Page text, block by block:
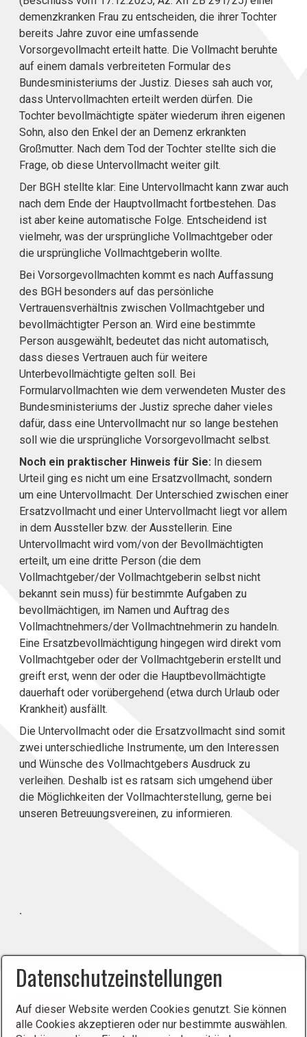
demenzkranken Frau zu entscheiden, die ihrer Tochter
bereits Jahre zuvor eine umfassende
Vorsorgevollmacht erteilt hatte. Die Vollmacht beruhte
auf einem damals verbreiteten Formular des
Bundesministeriums der Justiz. Dieses sah auch vor,
dass Untervollmachten erteilt werden dürfen. Die
Tochter bevollmächtigte später wiederum ihren eigenen
Sohn, also den Enkel der an Demenz erkrankten
Großmutter. Nach dem Tod der Tochter stellte sich die
Frage, ob diese Untervollmacht weiter gilt.
Der BGH stellte klar: Eine Untervollmacht kann zwar auch
nach dem Ende der Hauptvollmacht fortbestehen. Das
ist aber keine automatische Folge. Entscheidend ist
vielmehr, was der ursprüngliche Vollmachtgeber oder
die ursprüngliche Vollmachtgeberin wollte.
Bei Vorsorgevollmachten kommt es nach Auffassung
des BGH besonders auf das persönliche
Vertrauensverhältnis zwischen Vollmachtgeber und
bevollmächtigter Person an. Wird eine bestimmte
Person ausgewählt, bedeutet das nicht automatisch,
dass dieses Vertrauen auch für weitere
Unterbevollmächtigte gelten soll. Bei
Formularvollmachten wie dem verwendeten Muster des
Bundesministeriums der Justiz spreche daher vieles
dafür, dass eine Untervollmacht nur so lange bestehen
soll wie die ursprüngliche Vorsorgevollmacht selbst.
Noch ein praktischer Hinweis für Sie: In diesem
Urteil ging es nicht um eine Ersatzvollmacht, sondern
um eine Untervollmacht. Der Unterschied zwischen einer
Ersatzvollmacht und einer Untervollmacht liegt vor allem
in dem Aussteller bzw. der Ausstellerin. Eine
Untervollmacht wird vom/von der Bevollmächtigten
erteilt, um eine dritte Person (die dem
Vollmachtgeber/der Vollmachtgeberin selbst nicht
bekannt sein muss) für bestimmte Aufgaben zu
bevollmächtigen, im Namen und Auftrag des
Vollmachtnehmers/der Vollmachtnehmerin zu handeln.
Eine Ersatzbevollmächtigung hingegen wird direkt vom
Vollmachtgeber oder der Vollmachtgeberin erstellt und
greift erst, wenn der oder die Hauptbevollmächtigte
dauerhaft oder vorübergehend (etwa durch Urlaub oder
Krankheit) ausfällt.
Die Untervollmacht oder die Ersatzvollmacht sind somit
zwei unterschiedliche Instrumente, um den Interessen
und Wünsche des Vollmachtgebers Ausdruck zu
verleihen. Deshalb ist es ratsam sich umgehend über
die Möglichkeiten der Vollmachterstellung, gerne bei
unseren Betreuungsvereinen, zu informieren.
.
Datenschutzeinstellungen
Auf dieser Website werden Cookies genutzt. Sie können
alle Cookies akzeptieren oder nur bestimmte auswählen.